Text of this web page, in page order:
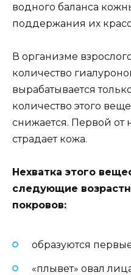
водного баланса
поддержания их
В организме
количество
вырабатывается
количество этого
снижается. Первой от
страдает кожа.
Нехватка этого
следующие
покровов:
образуются
«плывет» овал